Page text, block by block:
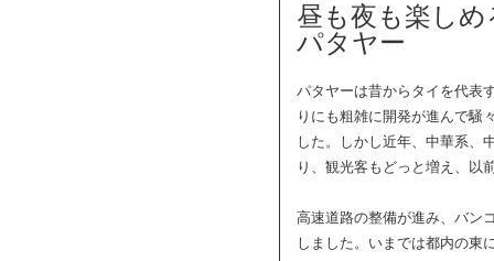
昼も夜も楽し
パタヤー
パタヤーは昔からタイを代表
りにも粗雑に開発が進んで騒
した。しかし近年、中華系、
り、観光客もどっと増え、以
高速道路の整備が進み、バン
しました。いまでは都内の東